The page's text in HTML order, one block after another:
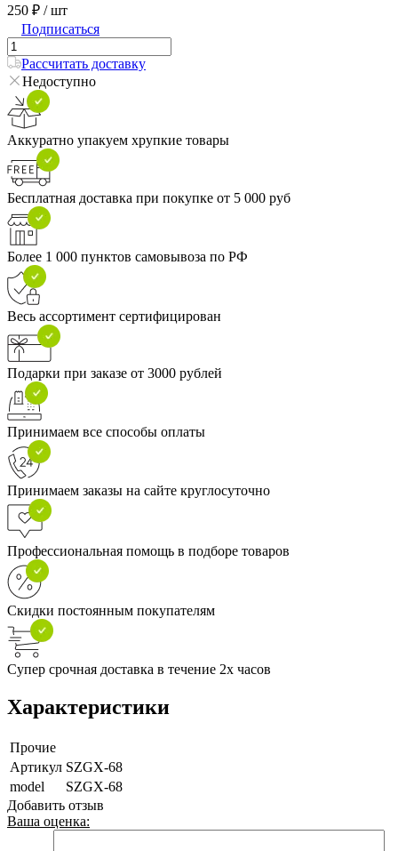
250 ₽ / шт
Подписаться
Рассчитать доставку
Недоступно
Аккуратно упакуем хрупкие товары
Бесплатная доставка при покупке от 5 000 руб
Более 1 000 пунктов самовывоза по РФ
Весь ассортимент сертифицирован
Подарки при заказе от 3000 рублей
Принимаем все способы оплаты
Принимаем заказы на сайте круглосуточно
Профессиональная помощь в подборе товаров
Скидки постоянным покупателям
Супер срочная доставка в течение 2х часов
Характеристики
Прочие
Артикул SZGX-68
model
SZGX-68
Добавить отзыв
Ваша оценка: